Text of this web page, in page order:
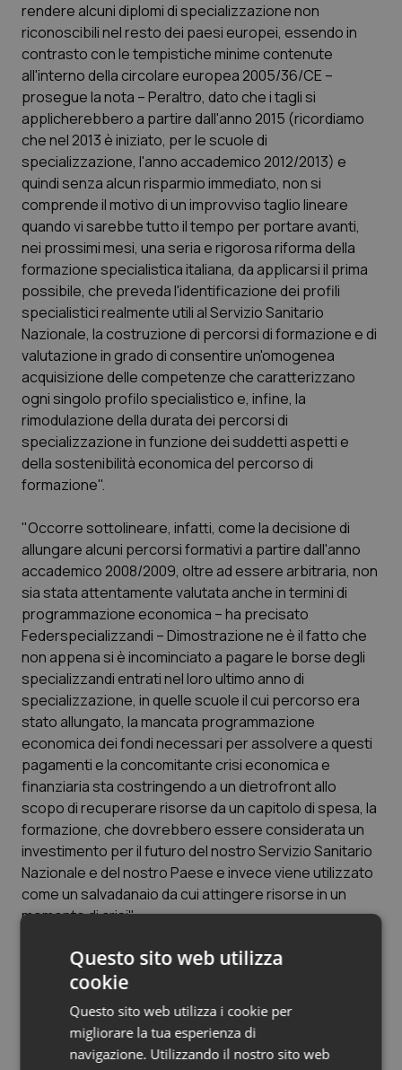
Friuli Venezia Giulia
Lazio
Liguria
Lombardia
Marche
Molise
Piemonte
Provincia Autonoma di Bolzano
Provincia Autonoma di Trento
Puglia
Sardegna
Sicilia
Toscana
Umbria
Valle D’Aosta
Veneto
Dermatite Atopica
Diabete & glucometri
Disturbi dell’umore
Dolore
Donna & Salute
Epatiti
HIV
Infezioni & Febbre
Ipertensione & Scompenso
Malattie rare
Malattia di Crohn & Rettocolite Ulcerosa
Neuroscienze & patologie neurodegenerative
Obesità
Oftalmologia
Oncodermatologia
Oncoematologia
Oncologia & Nutrizione
Psoriasi & pelle
Quotidiano Cardiologia
Quotidiano Chirurgia
Quotidiano Oncologia
Rene & patologie urogenitali
rendere alcuni diplomi di specializzazione non
riconoscibili nel resto dei paesi europei, essendo in
contrasto con le tempistiche minime contenute
all'interno della circolare europea 2005/36/CE –
prosegue la nota – Peraltro, dato che i tagli si
applicherebbero a partire dall'anno 2015 (ricordiamo
che nel 2013 è iniziato, per le scuole di
specializzazione, l'anno accademico 2012/2013) e
quindi senza alcun risparmio immediato, non si
comprende il motivo di un improvviso taglio lineare
quando vi sarebbe tutto il tempo per portare avanti,
nei prossimi mesi, una seria e rigorosa riforma della
formazione specialistica italiana, da applicarsi il prima
possibile, che preveda l'identificazione dei profili
specialistici realmente utili al Servizio Sanitario
Nazionale, la costruzione di percorsi di formazione e di
valutazione in grado di consentire un'omogenea
acquisizione delle competenze che caratterizzano
ogni singolo profilo specialistico e, infine, la
rimodulazione della durata dei percorsi di
specializzazione in funzione dei suddetti aspetti e
della sostenibilità economica del percorso di
formazione".
"Occorre sottolineare, infatti, come la decisione di
allungare alcuni percorsi formativi a partire dall'anno
accademico 2008/2009, oltre ad essere arbitraria, non
sia stata attentamente valutata anche in termini di
programmazione economica – ha precisato
Federspecializzandi – Dimostrazione ne è il fatto che
non appena si è incominciato a pagare le borse degli
specializzandi entrati nel loro ultimo anno di
specializzazione, in quelle scuole il cui percorso era
stato allungato, la mancata programmazione
economica dei fondi necessari per assolvere a questi
pagamenti e la concomitante crisi economica e
finanziaria sta costringendo a un dietrofront allo
scopo di recuperare risorse da un capitolo di spesa, la
formazione, che dovrebbero essere considerata un
investimento per il futuro del nostro Servizio Sanitario
Nazionale e del nostro Paese e invece viene utilizzato
come un salvadanaio da cui attingere risorse in un
momento di crisi".
In quest'ottica – conclude la nota – chiediamo, il
massimo impegno da parte del Governo per reperire,
nell'ambito della legge di stabilità, i fondi necessari a
finanziare un adeguato numero di contratti di
specializzazione rispetto al numero di laureati in
Questo sito web utilizza
cookie
Questo sito web utilizza i cookie per
migliorare la tua esperienza di
navigazione. Utilizzando il nostro sito web